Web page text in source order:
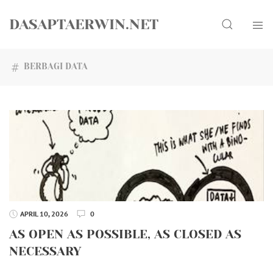
DASAPTAERWIN.NET Search
BERBAGI DATA
APRIL 10, 2026 0
AS OPEN AS POSSIBLE, AS CLOSED AS
NECESSARY